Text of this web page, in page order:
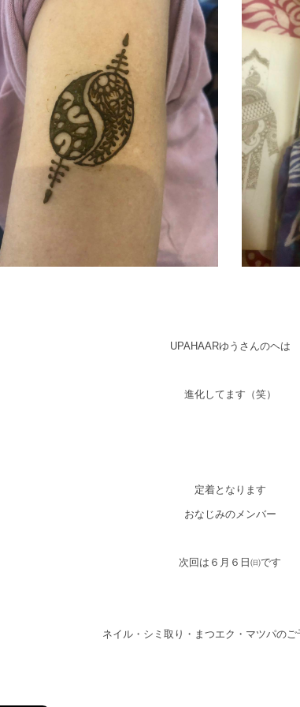
UPAHAARゆうさんのヘは
進化してます（笑）
定着となります
おなじみのメンバー
次回は６月６日㈰です
ネイル・シミ取り・まつエク・マツパのご